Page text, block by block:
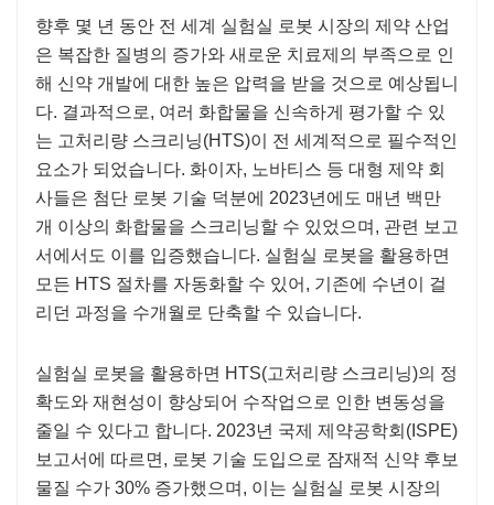
향후 몇 년 동안 전 세계 실험실 로봇 시장의 제약 산업
은 복잡한 질병의 증가와 새로운 치료제의 부족으로 인
해 신약 개발에 대한 높은 압력을 받을 것으로 예상됩니
다. 결과적으로, 여러 화합물을 신속하게 평가할 수 있
는 고처리량 스크리닝(HTS)이 전 세계적으로 필수적인
요소가 되었습니다. 화이자, 노바티스 등 대형 제약 회
사들은 첨단 로봇 기술 덕분에 2023년에도 매년 백만
개 이상의 화합물을 스크리닝할 수 있었으며, 관련 보고
서에서도 이를 입증했습니다. 실험실 로봇을 활용하면
모든 HTS 절차를 자동화할 수 있어, 기존에 수년이 걸
리던 과정을 수개월로 단축할 수 있습니다.
실험실 로봇을 활용하면 HTS(고처리량 스크리닝)의 정
확도와 재현성이 향상되어 수작업으로 인한 변동성을
줄일 수 있다고 합니다. 2023년 국제 제약공학회(ISPE)
보고서에 따르면, 로봇 기술 도입으로 잠재적 신약 후보
물질 수가 30% 증가했으며, 이는 실험실 로봇 시장의